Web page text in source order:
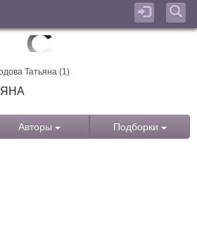
Татьяна (1)
Авторы Подборки